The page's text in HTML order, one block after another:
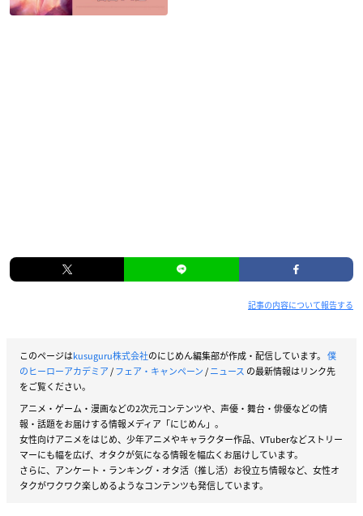
記事の内容について報告する
このページはkusuguru株式会社のにじめん編集部が作成・配信しています。 僕
のヒーローアカデミア/フェア・キャンペーン/ニュース の最新情報はリンク先
をご覧ください。
アニメ・ゲーム・漫画などの2次元コンテンツや、声優・舞台・俳優などの情
報・話題をお届けする情報メディア「にじめん」。
女性向けアニメをはじめ、少年アニメやキャラクター作品、VTuberなどストリー
マーにも幅を広げ、オタクが気になる情報を幅広くお届けしています。
さらに、アンケート・ランキング・オタ活（推し活）お役立ち情報など、女性オ
タクがワクワク楽しめるようなコンテンツも発信しています。